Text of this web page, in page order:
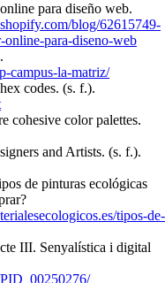
para diseño web.
blog/62615749-
online-para-diseno-web
campus-la-matriz/
codes. (s. f.).
cohesive color palettes.
and Artists. (s. f.).
de pinturas ecológicas
tipos-de-
III. Senyalística i digital